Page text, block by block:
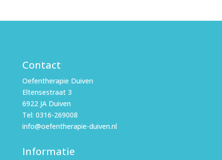
Contact
Oefentherapie Duiven
Eltensestraat 3
6922 JA Duiven
Tel: 0316-269008
info@oefentherapie-duiven.nl
Informatie